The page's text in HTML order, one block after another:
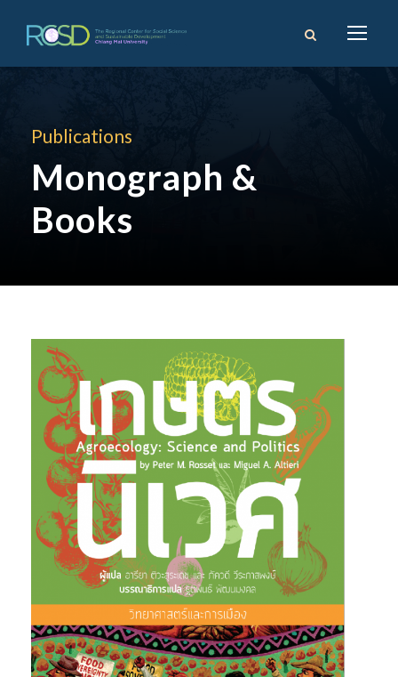
Publications
Monograph &
Books